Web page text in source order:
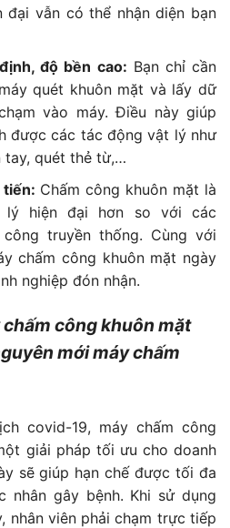
đại vẫn có thể nhận diện bạn
độ bền cao: Bạn chỉ cần
quét khuôn mặt và lấy dữ
vào máy. Điều này giúp
được các tác động vật lý như
tay, quét thẻ từ,…
tiến: Chấm công khuôn mặt là
lý hiện đại hơn so với các
truyền thống. Cùng với
chấm công khuôn mặt ngày
nghiệp đón nhận.
công khuôn mặt
mới máy chấm
covid-19, máy chấm công
giải pháp tối ưu cho doanh
sẽ giúp hạn chế được tối đa
gây bệnh. Khi sử dụng
nhân viên phải chạm trực tiếp